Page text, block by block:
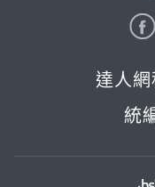
達人網
統